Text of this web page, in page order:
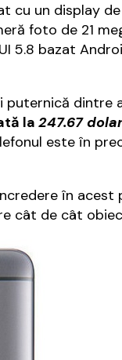
cu un display
foto de 21
5.8 bazat
dintre
la 247.67
este în
în
cât de cât